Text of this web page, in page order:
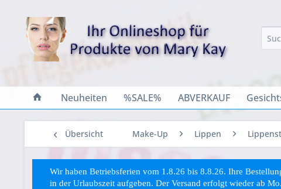
Neuheiten %SALE% ABVERKAUF
Übersicht Make-Up Lippen
Wir haben Betriebsferien vom 1.8.26 bis 8.8.26. Ihre
in der Urlaubszeit aufgeben. Der Versand erfolgt wieder ab